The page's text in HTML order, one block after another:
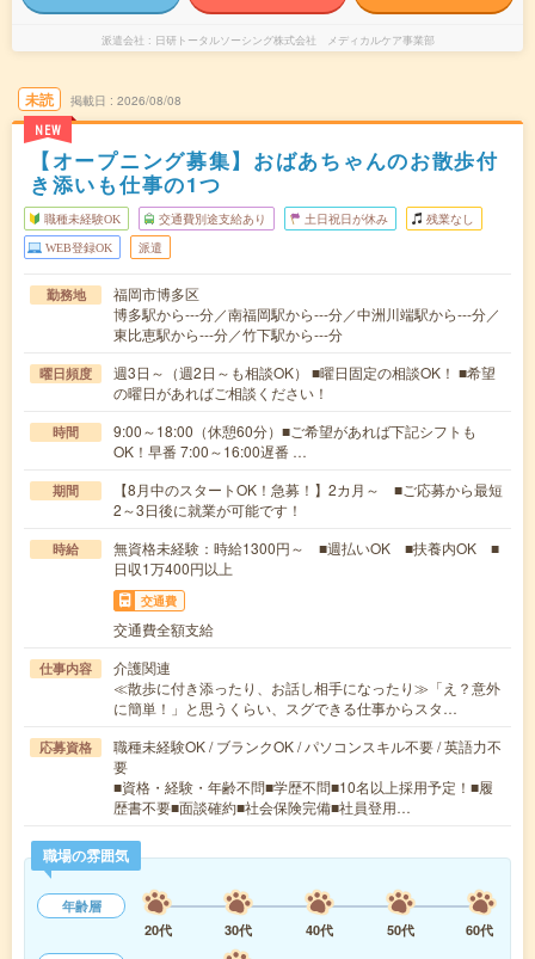
派遣会社 日研トータルソーシング株式会社 メディカルケア事業部
未読
NEW
掲載日 2026/08/08
【オープニング募集】おばあちゃんのお散歩付
き添いも仕事の1つ
職種未経験OK 交通費別途支給あり 土日祝日が休み 残業なし
WEB登録OK 派遣
勤務地
福岡市博多区
博多駅から---分／南福岡駅から---分／中洲川端駅から---分／
東比恵駅から---分／竹下駅から---分
曜日頻度
週3日～（週2日～も相談OK） ■曜日固定の相談OK！ ■希望
の曜日があればご相談ください！
時間
9:00～18:00（休憩60分）■ご希望があれば下記シフトも
OK！早番 7:00～16:00遅番 …
期間
【8月中のスタートOK！急募！】2カ月～ ■ご応募から最短
2～3日後に就業が可能です！
時給
無資格未経験：時給1300円～ ■週払いOK ■扶養内OK ■
日収1万400円以上
交通費
交通費全額支給
仕事内容
介護関連
≪散歩に付き添ったり、お話し相手になったり≫「え？意外
に簡単！」と思うくらい、スグできる仕事からスタ…
応募資格
職種未経験OK / ブランクOK / パソコンスキル不要 / 英語力不
要
■資格・経験・年齢不問■学歴不問■10名以上採用予定！■履
歴書不要■面談確約■社会保険完備■社員登用…
職場の雰囲気
年齢層
20代
30代 40代 50代
60代